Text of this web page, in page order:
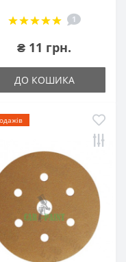
1
₴ 11 грн.
ДО КОШИКА